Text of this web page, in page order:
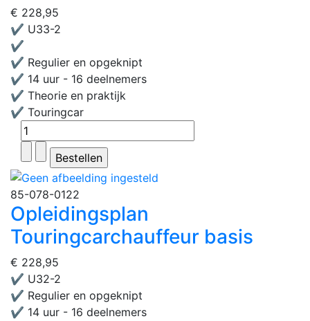
€ 228,95
✔ U33-2
✔
✔ Regulier en opgeknipt
✔ 14 uur - 16 deelnemers
✔ Theorie en praktijk
✔ Touringcar
85-078-0122
Opleidingsplan
Touringcarchauffeur basis
€ 228,95
✔ U32-2
✔ Regulier en opgeknipt
✔ 14 uur - 16 deelnemers